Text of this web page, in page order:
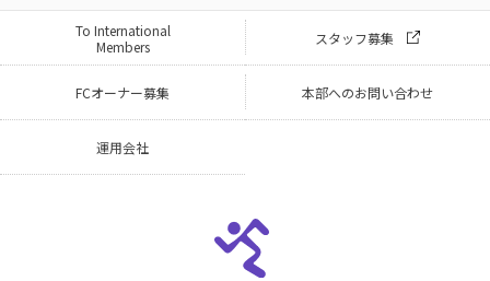
To International
Members
スタッフ募集
FCオーナー募集 本部へのお問い合わせ
運用会社